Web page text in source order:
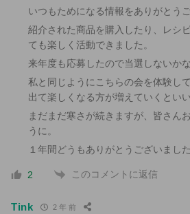
いつもためになる情報をありがとう
紹介された商品を購入したり、レシ
ても楽しく活動できました。
来年度も応募したので当選しないか
私と同じようにこちらの会を体験し
出て楽しくなる方が増えていくといい
まだまだ寒さが続きますが、皆さん
うに。
１年間どうもありがとうございました
2 このコメントに返信
Tink 2 年 前